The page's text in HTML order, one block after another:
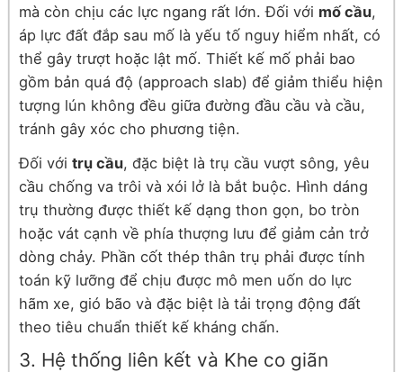
mà còn chịu các lực ngang rất lớn. Đối với mố cầu,
áp lực đất đắp sau mố là yếu tố nguy hiểm nhất, có
thể gây trượt hoặc lật mố. Thiết kế mố phải bao
gồm bản quá độ (approach slab) để giảm thiểu hiện
tượng lún không đều giữa đường đầu cầu và cầu,
tránh gây xóc cho phương tiện.
Đối với trụ cầu, đặc biệt là trụ cầu vượt sông, yêu
cầu chống va trôi và xói lở là bắt buộc. Hình dáng
trụ thường được thiết kế dạng thon gọn, bo tròn
hoặc vát cạnh về phía thượng lưu để giảm cản trở
dòng chảy. Phần cốt thép thân trụ phải được tính
toán kỹ lưỡng để chịu được mô men uốn do lực
hãm xe, gió bão và đặc biệt là tải trọng động đất
theo tiêu chuẩn thiết kế kháng chấn.
3. Hệ thống liên kết và Khe co giãn